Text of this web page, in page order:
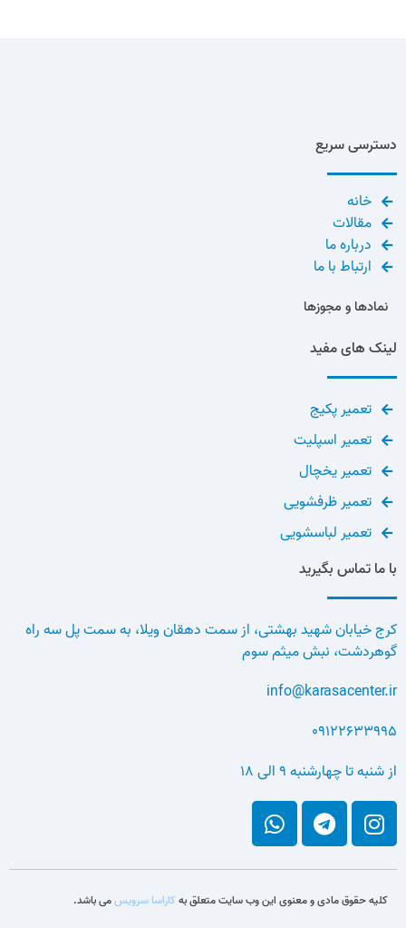
دسترسی سریع
خانه
مقالات
درباره ما
ارتباط با ما
نمادها و مجوزها
لینک های مفید
تعمیر پکیج
تعمیر اسپلیت
تعمیر یخچال
تعمیر ظرفشویی
تعمیر لباسشویی
با ما تماس بگیرید
کرج خیابان شهید بهشتی، از سمت دهقان ویلا، به سمت پل سه راه
گوهردشت، نبش میثم سوم
info@karasacenter.ir
09122633995
از شنبه تا چهارشنبه 9 الی 18
کلیه حقوق مادی و معنوی این وب سایت متعلق به کاراسا سرویسمی باشد.